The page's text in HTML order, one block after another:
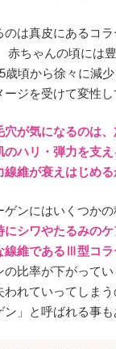
のは真皮にあるコ
赤ちゃんの頃には
歳頃から徐々に減
ジを受けて変性し
穴が気になるのは
のハリ・弾力を支
維が衰えはじめる
ンにはいくつかの
にシワやたるみの
線維であるⅢ型コ
比率が下がって
れていってしま
」と呼ばれる事も